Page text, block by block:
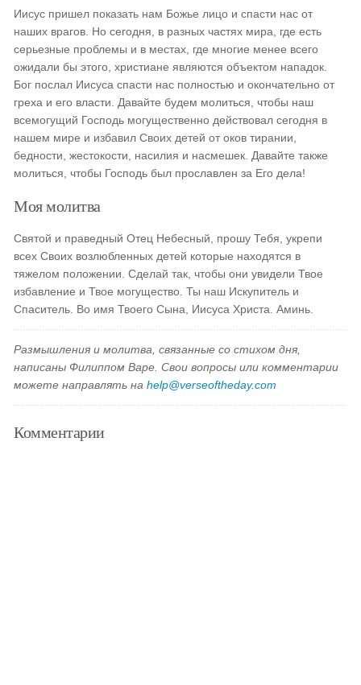
Иисус пришел показать нам Божье лицо и спасти нас от
наших врагов. Но сегодня, в разных частях мира, где есть
серьезные проблемы и в местах, где многие менее всего
ожидали бы этого, христиане являются объектом нападок.
Бог послал Иисуса спасти нас полностью и окончательно от
греха и его власти. Давайте будем молиться, чтобы наш
всемогущий Господь могущественно действовал сегодня в
нашем мире и избавил Своих детей от оков тирании,
бедности, жестокости, насилия и насмешек. Давайте также
молиться, чтобы Господь был прославлен за Его дела!
Моя молитва
Святой и праведный Отец Небесный, прошу Тебя, укрепи
всех Своих возлюбленных детей которые находятся в
тяжелом положении. Сделай так, чтобы они увидели Твое
избавление и Твое могущество. Ты наш Искупитель и
Спаситель. Во имя Твоего Сына, Иисуса Христа. Аминь.
Размышления и молитва, связанные со стихом дня,
написаны Филиппом Варе. Свои вопросы или комментарии
можете направлять наhelp@verseoftheday.com
Комментарии